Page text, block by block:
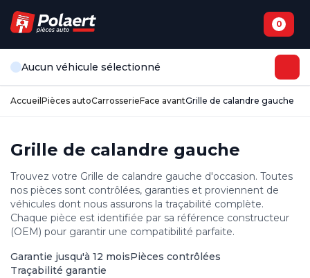
0
Aucun véhicule sélectionné
Accueil Pièces autoCarrosserieFace avantGrille de calandre gauche
Grille de calandre gauche
Trouvez votre Grille de calandre gauche d'occasion. Toutes
nos pièces sont contrôlées, garanties et proviennent de
véhicules dont nous assurons la traçabilité complète.
Chaque pièce est identifiée par sa référence constructeur
(OEM) pour garantir une compatibilité parfaite.
Garantie jusqu'à 12 moisPièces contrôlées
Traçabilité garantie